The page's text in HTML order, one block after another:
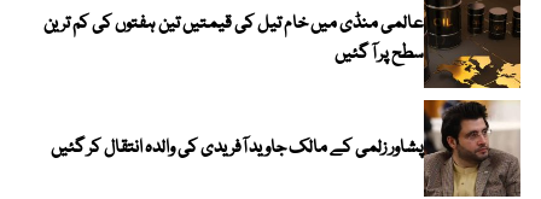
عالمی منڈی میں خام تیل کی قیمتیں تین ہفتوں کی کم ترین
سطح پر آ گئیں
پشاور زلمی کے مالک جاوید آفریدی کی والدہ انتقال کر گئیں